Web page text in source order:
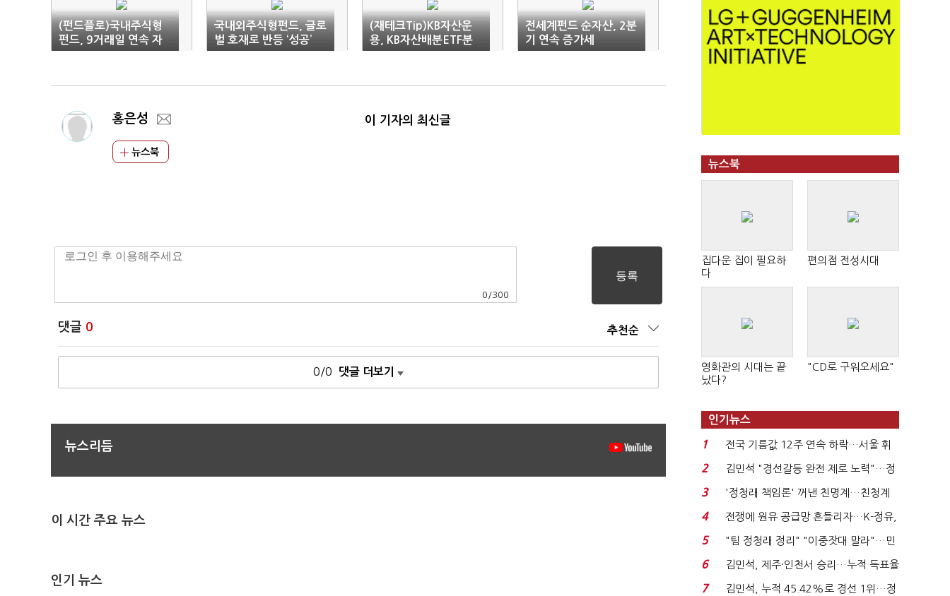
(펀드플로)국내주식형
펀드, 9거래일 연속 자
금 유입
국내외주식형펀드, 글로
벌 호재로 반등 ‘성공’
(재테크Tip)KB자산운
용, KB자산배분ETF분
할매수펀드 출시
전세계펀드 순자산, 2분
기 연속 증가세
홍은성
뉴스북
이 기자의 최신글
0 /300
댓글 0 추천순
0/0 댓글 더보기
뉴스리듬
이 시간 주요 뉴스
인기 뉴스
뉴스북
집다운 집이 필요하
다
편의점 전성시대
영화관의 시대는 끝
났다?
"CD로 구워오세요"
인기뉴스
1
전국 기름값 12주 연속 하락…서울 휘
발윳값 1909원...
2
김민석 "경선갈등 완전 제로 노력"…정
청래 "반명 공세 사...
3
'정청래 책임론' 꺼낸 친명계…친청계
는 추가투표 때리기...
4
전쟁에 원유 공급망 흔들리자…K-정유,
에너지안보 핵심...
5
"팀 정청래 정리" "이중잣대 말라"…민
주 최고위원 계파 다...
6
김민석, 제주·인천서 승리…누적 득표율
'1위 탈환'(종합)...
7 김민석, 누적 45.42%로 경선 1위…정